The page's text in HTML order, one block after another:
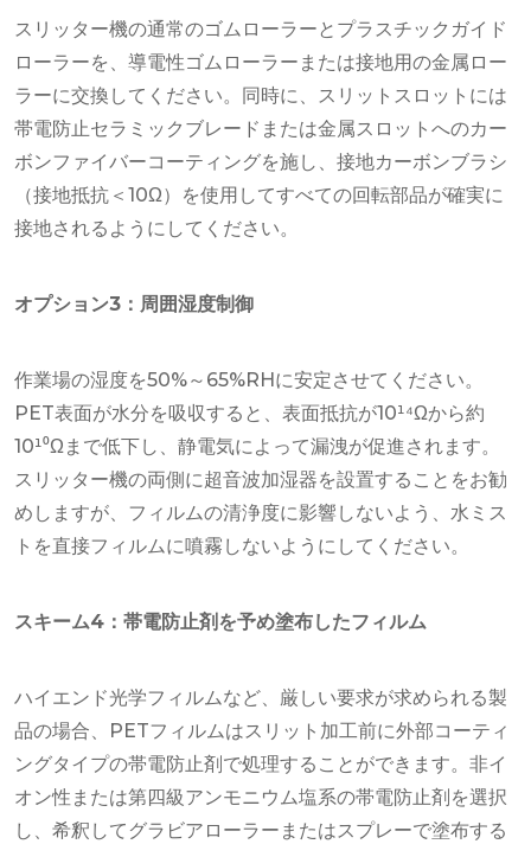
スリッター機の通常のゴムローラーとプラスチックガイド
ローラーを、導電性ゴムローラーまたは接地用の金属ロー
ラーに交換してください。同時に、スリットスロットには
帯電防止セラミックブレードまたは金属スロットへのカー
ボンファイバーコーティングを施し、接地カーボンブラシ
（接地抵抗＜10Ω）を使用してすべての回転部品が確実に
接地されるようにしてください。
オプション3：周囲湿度制御
作業場の湿度を50%～65%RHに安定させてください。
PET表面が水分を吸収すると、表面抵抗が10¹⁴Ωから約
10¹⁰Ωまで低下し、静電気によって漏洩が促進されます。
スリッター機の両側に超音波加湿器を設置することをお勧
めしますが、フィルムの清浄度に影響しないよう、水ミス
トを直接フィルムに噴霧しないようにしてください。
スキーム4：帯電防止剤を予め塗布したフィルム
ハイエンド光学フィルムなど、厳しい要求が求められる製
品の場合、PETフィルムはスリット加工前に外部コーティ
ングタイプの帯電防止剤で処理することができます。非イ
オン性または第四級アンモニウム塩系の帯電防止剤を選択
し、希釈してグラビアローラーまたはスプレーで塗布する